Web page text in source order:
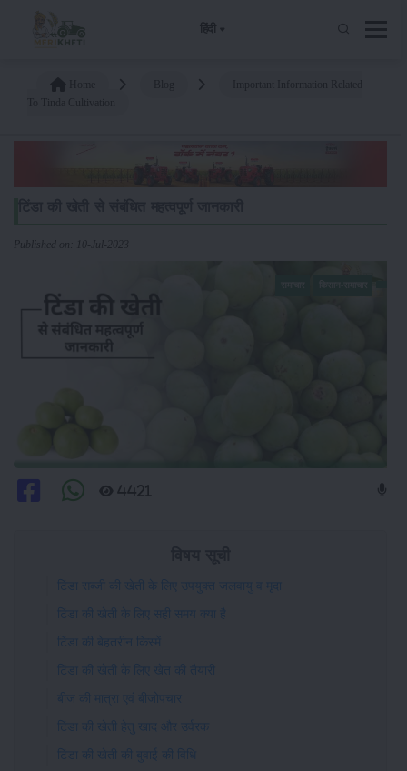
हिंदी
Published on: 10-Jul-2023
4421
टिंडा सब्जी की खेती के लिए उपयुक्त जलवायु व मृदा
टिंडा की खेती के लिए सही समय क्या है
टिंडा की बेहतरीन किस्में
टिंडा की खेती के लिए खेत की तैयारी
बीज की मात्रा एवं बीजोपचार
टिंडा की खेती हेतु खाद और उर्वरक
टिंडा की खेती की बुवाई की विधि